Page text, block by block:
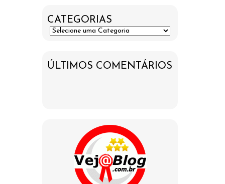
CATEGORIAS
ÚLTIMOS COMENTÁRIOS